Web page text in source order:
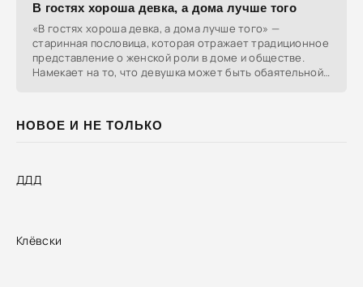
НОВОЕ И НЕ ТОЛЬКО
ДДД
Клёвски
В гостях хороша девка, а дома лучше того
«В гостях хороша девка, а дома лучше того» —
старинная пословица, которая отражает традиционное
представление о женской роли в доме и обществе.
Намекает на то, что девушка может быть обаятельной